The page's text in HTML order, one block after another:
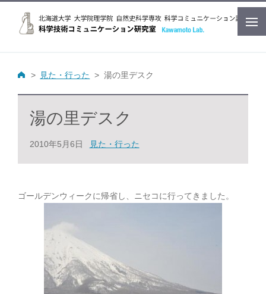
見た・行った 湯の里デスク
湯の里デスク
2010年5月6日 見た・行った
ゴールデンウィークに帰省し、ニセコに行ってきました。